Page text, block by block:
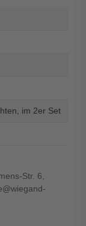
im 2er Set
Str. 6,